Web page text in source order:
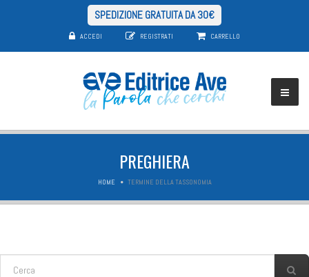
SPEDIZIONE GRATUITA DA 30€
ACCEDI REGISTRATI CARRELLO
PREGHIERA
HOME TERMINE DELLA TASSONOMIA
FORM DI RICERCA